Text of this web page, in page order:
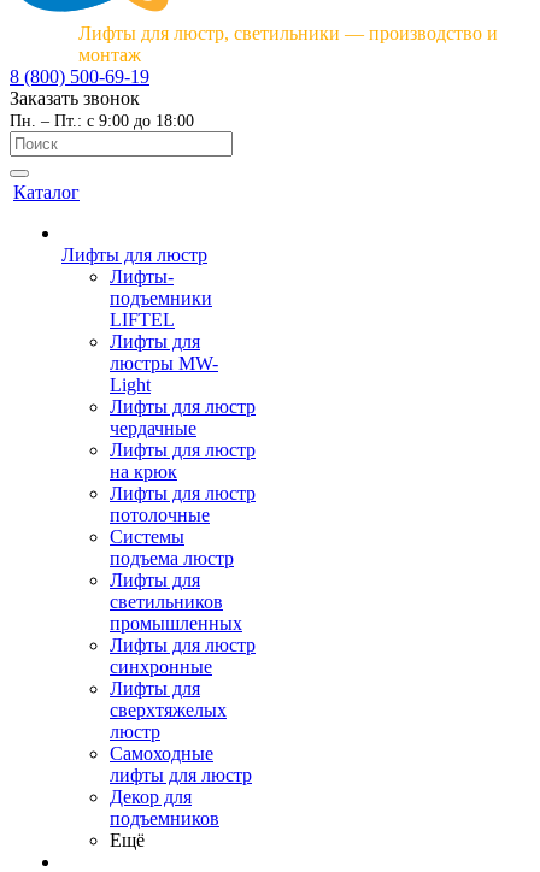
Лифты для люстр, светильники — производство и
монтаж
8 (800) 500-69-19
Заказать звонок
Пн. – Пт.: с 9:00 до 18:00
Каталог
Лифты для люстр
Лифты-
подъемники
LIFTEL
Лифты для
люстры MW-
Light
Лифты для люстр
чердачные
Лифты для люстр
на крюк
Лифты для люстр
потолочные
Системы
подъема люстр
Лифты для
светильников
промышленных
Лифты для люстр
синхронные
Лифты для
сверхтяжелых
люстр
Самоходные
лифты для люстр
Декор для
подъемников
Ещё